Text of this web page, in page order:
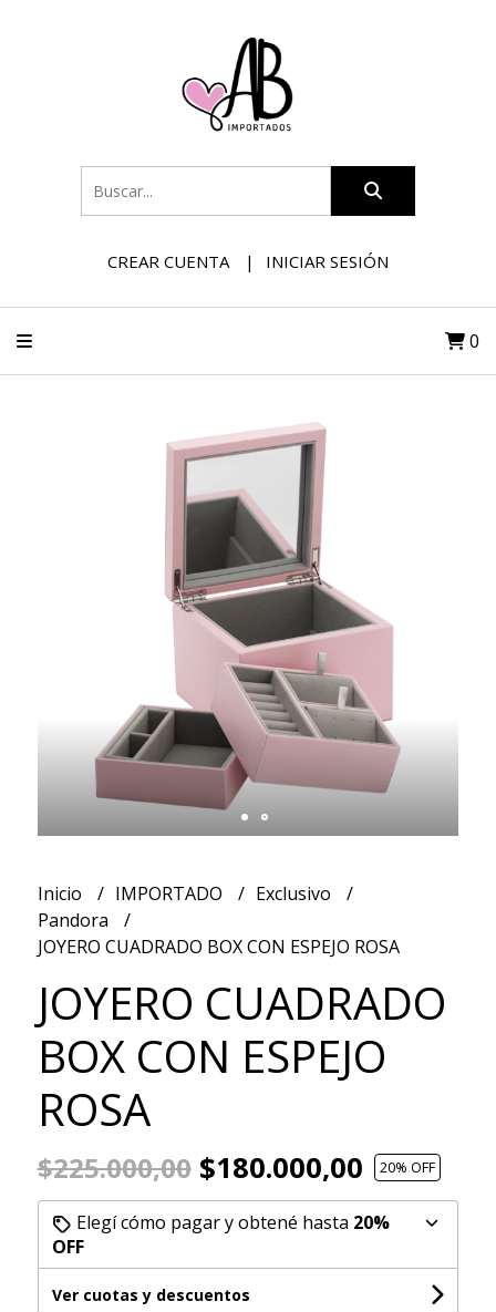
CREAR CUENTA INICIAR SESIÓN
0
Inicio IMPORTADO
Exclusivo
Pandora
JOYERO CUADRADO BOX CON ESPEJO ROSA
JOYERO CUADRADO
BOX CON ESPEJO
ROSA
$225.000,00$180.000,00 20% OFF
Elegí cómo pagar y obtené hasta 20%
OFF
Ver cuotas y descuentos